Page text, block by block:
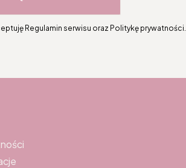
Regulamin serwisu oraz Politykę prywatności.
stopce